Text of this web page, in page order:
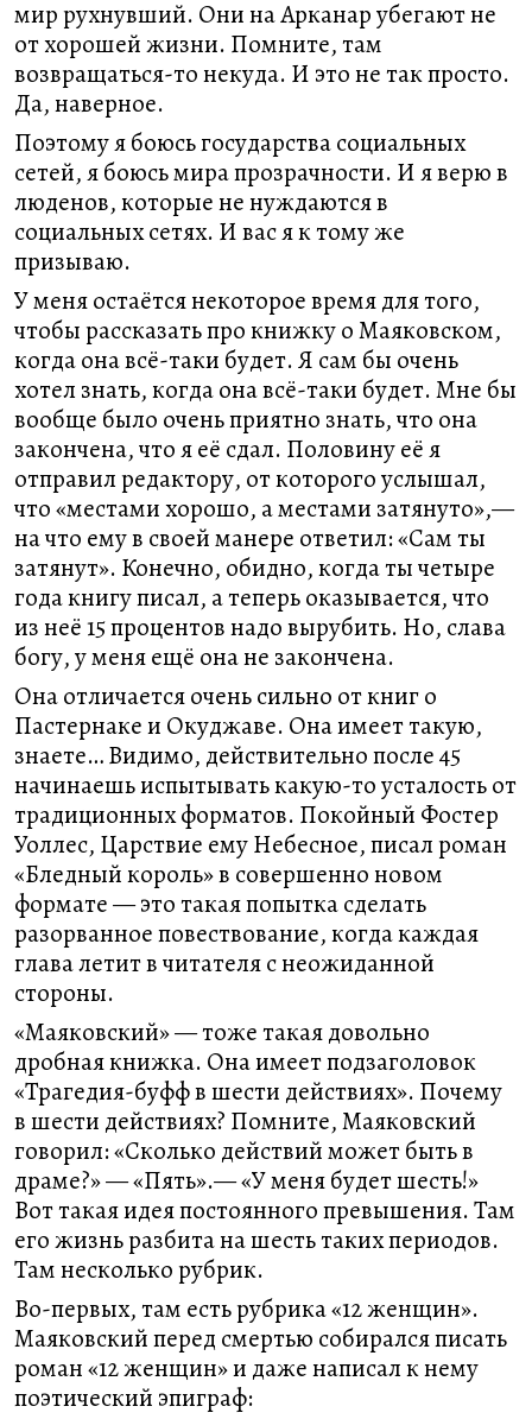
мир рухнувший. Они на Арканар убегают не
от хорошей жизни. Помните, там
возвращаться-то некуда. И это не так просто.
Да, наверное.
Поэтому я боюсь государства социальных
сетей, я боюсь мира прозрачности. И я верю в
люденов, которые не нуждаются в
социальных сетях. И вас я к тому же
призываю.
У меня остаётся некоторое время для того,
чтобы рассказать про книжку о Маяковском,
когда она всё-таки будет. Я сам бы очень
хотел знать, когда она всё-таки будет. Мне бы
вообще было очень приятно знать, что она
закончена, что я её сдал. Половину её я
отправил редактору, от которого услышал,
что «местами хорошо, а местами затянуто»,—
на что ему в своей манере ответил: «Сам ты
затянут». Конечно, обидно, когда ты четыре
года книгу писал, а теперь оказывается, что
из неё 15 процентов надо вырубить. Но, слава
богу, у меня ещё она не закончена.
Она отличается очень сильно от книг о
Пастернаке и Окуджаве. Она имеет такую,
знаете… Видимо, действительно после 45
начинаешь испытывать какую-то усталость от
традиционных форматов. Покойный Фостер
Уоллес, Царствие ему Небесное, писал роман
«Бледный король» в совершенно новом
формате — это такая попытка сделать
разорванное повествование, когда каждая
глава летит в читателя с неожиданной
стороны.
«Маяковский» — тоже такая довольно
дробная книжка. Она имеет подзаголовок
«Трагедия-буфф в шести действиях». Почему
в шести действиях? Помните, Маяковский
говорил: «Сколько действий может быть в
драме?» — «Пять».— «У меня будет шесть!»
Вот такая идея постоянного превышения. Там
его жизнь разбита на шесть таких периодов.
Там несколько рубрик.
Во-первых, там есть рубрика «12 женщин».
Маяковский перед смертью собирался писать
роман «12 женщин» и даже написал к нему
поэтический эпиграф: